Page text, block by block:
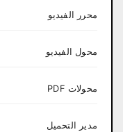
محرر الفيديو
محول الفيديو
محولات PDF
مدير التحميل